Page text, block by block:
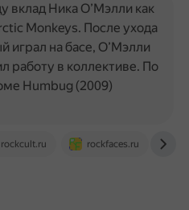
rockcult.ru rockfaces.ru
вклад Ника О’Мэлли как
Monkeys. После ухода
играл на басе, О’Мэлли
работу в коллективе. По
Humbug (2009)